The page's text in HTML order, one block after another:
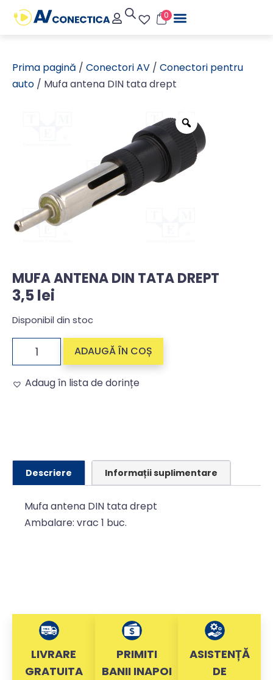
0
Prima pagină / Conectori AV / Conectori pentru
auto / Mufa antena DIN tata drept
MUFA ANTENA DIN TATA DREPT
3,5lei
Disponibil din stoc
ADAUGĂ ÎN COȘ
Adaug în lista de dorințe
Descriere Informații suplimentare
Mufa antena DIN tata drept
Ambalare: vrac 1 buc.
LIVRARE
GRATUITA
PRIMITI
BANII INAPOI
ASISTENȚĂ
DE